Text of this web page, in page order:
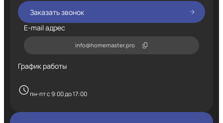
E-mail адрес
info@homemaster.pro
График работы
пн-пт с 9:00 до 17:00